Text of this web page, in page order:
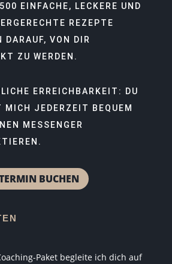
EINFACHE, LECKERE UND
REZEPTE
DARAUF, VON DIR
ZU WERDEN.
ERREICHBARKEIT: DU
MICH JEDERZEIT BEQUEM
MESSENGER
BUCHEN
Paket begleite ich dich auf